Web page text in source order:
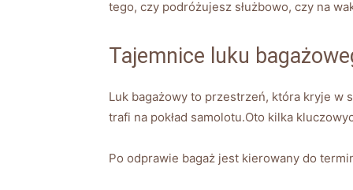
tego, czy⁢ podróżujesz służbowo, ​czy​ na
Tajemnice luku⁣
Luk‌ bagażowy to przestrzeń, która kryje w
trafi‍ na ​pokład samolotu.Oto kilka
Po odprawie ⁤bagaż jest ⁣kierowany do‌